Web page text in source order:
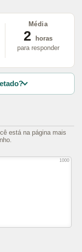
Média
2
horas
para responder
está na página mais
1000